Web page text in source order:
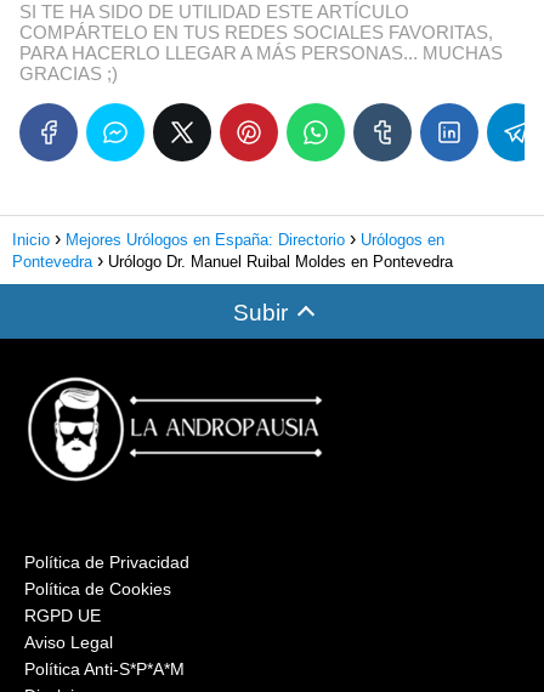
SI TE HA SIDO DE UTILIDAD ESTE ARTÍCULO
COMPÁRTELO EN TUS REDES SOCIALES FAVORITAS,
PARA HACERLO LLEGAR A MÁS PERSONAS... MUCHAS
GRACIAS ;)
Inicio Mejores Urólogos en España: Directorio
Urólogos en
Pontevedra
Urólogo Dr. Manuel Ruibal Moldes en Pontevedra
Subir
Política de Privacidad
Política de Cookies
RGPD UE
Aviso Legal
Política Anti-S*P*A*M